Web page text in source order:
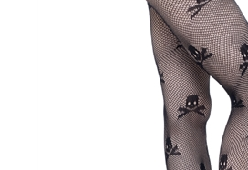
Männer
Plus Size
Store Leipzig
Accessoires